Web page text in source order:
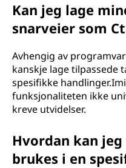
Kan jeg lage
snarveier som
Avhengig av
kanskje lage tilpassede
spesifikke
funksjonaliteten ikke
kreve utvidelser.
Hvordan kan
brukes i en